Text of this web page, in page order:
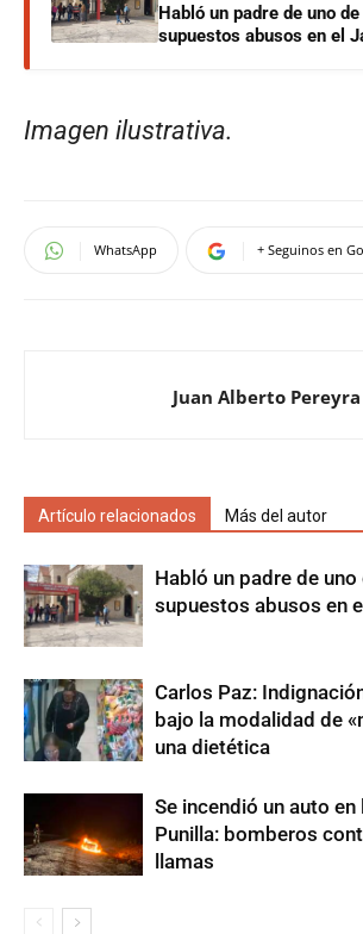
Habló un padre de uno
supuestos abusos en el
Imagen ilustrativa.
WhatsApp + Seguinos en
Juan Alberto Pereyra
Artículo relacionados Más del autor
Habló un padre de
supuestos abusos en
Carlos Paz:
bajo la modalidad de
una dietética
Se incendió un auto
Punilla: bomberos
llamas